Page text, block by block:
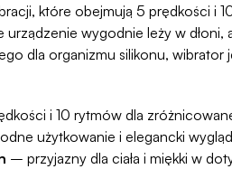
które obejmują 5 prędkości i
urządzenie wygodnie leży w
dla organizmu silikonu, wibrator
i 10 rytmów dla
użytkowanie i elegancki wygląd
– przyjazny dla ciała i miękki w